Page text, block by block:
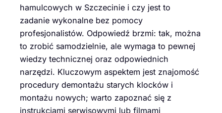
hamulcowych w Szczecinie i czy jest to
zadanie wykonalne bez pomocy
profesjonalistów. Odpowiedź brzmi: tak, można
to zrobić samodzielnie, ale wymaga to pewnej
wiedzy technicznej oraz odpowiednich
narzędzi. Kluczowym aspektem jest znajomość
procedury demontażu starych klocków i
montażu nowych; warto zapoznać się z
instrukcjami serwisowymi lub filmami